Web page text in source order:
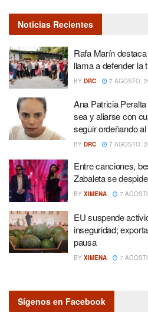
Noticias Recientes
Rafa Marín
llama a defender la
BY DRC 7 AGOSTO,
Ana Patricia
sea y aliarse con
seguir ordeñando al
BY DRC 7 AGOSTO,
Entre canciones,
Zabaleta se
BY XIMENA 7
EU suspende
inseguridad;
pausa
BY XIMENA 7
Sígenos en Facebook